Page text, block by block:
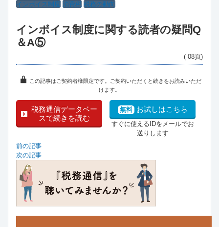
インボイス制度 消費税 税務の動向
インボイス制度に関する読者の疑問Q
＆A⑤
( 08頁)
この記事はご契約者様限定です。ご契約いただくと続きをお読みいただ
けます。
税務通信データベー
スで続きを読む
無料 お試しはこちら
すぐに使えるIDをメールでお
送りします
前の記事
次の記事